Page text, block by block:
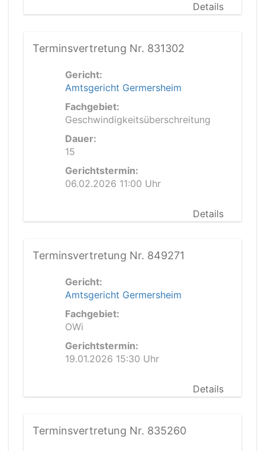
Details
Terminsvertretung Nr. 831302
Gericht:
Amtsgericht Germersheim
Fachgebiet:
Geschwindigkeitsüberschreitung
Dauer:
15
Gerichtstermin:
06.02.2026 11:00 Uhr
Details
Terminsvertretung Nr. 849271
Gericht:
Amtsgericht Germersheim
Fachgebiet:
OWi
Gerichtstermin:
19.01.2026 15:30 Uhr
Details
Terminsvertretung Nr. 835260